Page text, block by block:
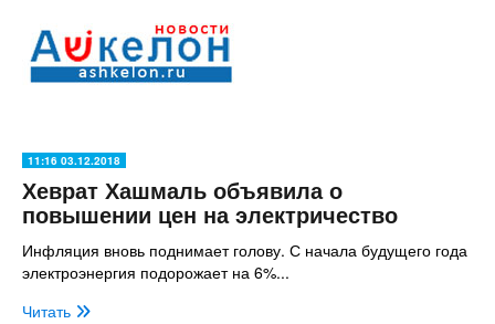
11:16 03.12.2018
Хеврат Хашмаль объявила о
повышении цен на электричество
Инфляция вновь поднимает голову. С начала будущего года
электроэнергия подорожает на 6%...
Читать